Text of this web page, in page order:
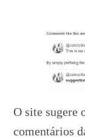
O site sugere
comentários